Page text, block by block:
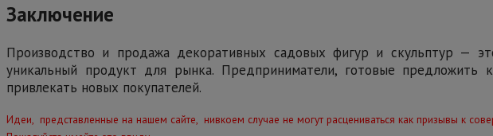
Заключение
Производство и продажа декоративных садовых фигур и скульптур —
уникальный продукт для рынка. Предприниматели, готовые предложить
привлекать новых покупателей.
Идеи, представленные на нашем сайте, нивкоем случае не могут расцениваться как призывы к